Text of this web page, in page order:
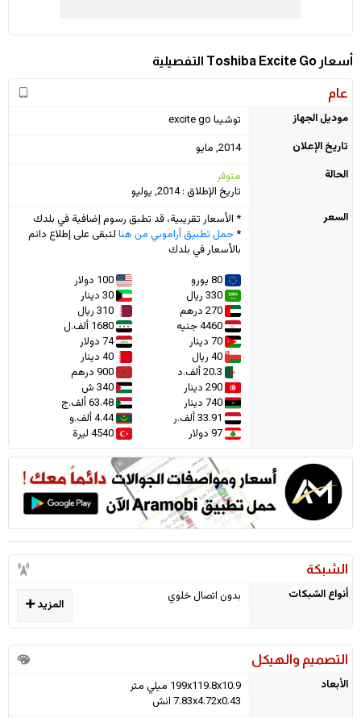
أسعار Toshiba Excite Go التفصيلية
عام
موديل الجهاز
توشيبا excite go
تاريخ الإعلان
2014, مايو
الحالة
متوفر
تاريخ الإطلاق : 2014, يوليو
السعر
* الأسعار تقريبية، قد تطبق رسوم إضافية في بلدك
*حمل تطبيق أراموبي من هنا لتبقى على إطلاع دائم
بالأسعار في بلدك
80 يورو
100 دولار
330 ريال
30 دينار
270 درهم
310 ريال
4460 جنيه
1680 ألف.ل
70 دينار
74 دولار
40 ريال
40 دينار
20.3 ألف.د
900 درهم
290 دينار
340 ش
740 دينار
63.48 ألف.ج
33.91 ألف.ر
4.44 ألف.و
97 دولار
4540 ليرة
الشبكة
أنواع الشبكات بدون اتصال خلوي
المزيد
التصميم والهيكل
الأبعاد
199x119.8x10.9 ميلي متر
7.83x4.72x0.43 انش